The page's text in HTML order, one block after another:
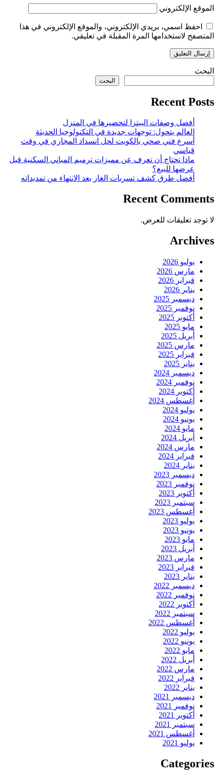
الموقع الإلكتروني
احفظ اسمي، بريدي الإلكتروني، والموقع الإلكتروني في هذا
المتصفح لاستخدامها المرة المقبلة في تعليقي.
البحث
البحث
Recent Posts
أفضل وصفات البيتزا لتحضيرها في المنزل
العالم يتحول: توجهات جديدة في التكنولوجيا الحديثة
أسرع فني صحي بالكويت لحل انسداد المجاري في وقت
قياسي
ماذا تحتاج أن تعرف عن مميزات ترميم المباني السكنية قبل
عرضها للبيع؟
أفضل طرق كشف تسربات الغاز بعد الانتهاء من تمديداته
Recent Comments
لا توجد تعليقات للعرض.
Archives
يوليو 2026
مارس 2026
فبراير 2026
يناير 2026
ديسمبر 2025
نوفمبر 2025
أكتوبر 2025
مايو 2025
أبريل 2025
مارس 2025
فبراير 2025
يناير 2025
ديسمبر 2024
نوفمبر 2024
أكتوبر 2024
أغسطس 2024
يوليو 2024
يونيو 2024
مايو 2024
أبريل 2024
مارس 2024
فبراير 2024
يناير 2024
ديسمبر 2023
نوفمبر 2023
أكتوبر 2023
سبتمبر 2023
أغسطس 2023
يوليو 2023
يونيو 2023
مايو 2023
أبريل 2023
مارس 2023
فبراير 2023
يناير 2023
ديسمبر 2022
نوفمبر 2022
أكتوبر 2022
سبتمبر 2022
أغسطس 2022
يوليو 2022
يونيو 2022
مايو 2022
أبريل 2022
مارس 2022
فبراير 2022
يناير 2022
ديسمبر 2021
نوفمبر 2021
أكتوبر 2021
سبتمبر 2021
أغسطس 2021
يوليو 2021
Categories